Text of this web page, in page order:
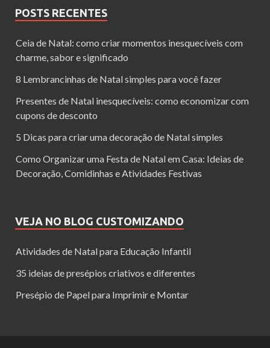
POSTS RECENTES
Ceia de Natal: como criar momentos inesquecíveis com
charme, sabor e significado
8 Lembrancinhas de Natal simples para você fazer
Presentes de Natal inesquecíveis: como economizar com
cupons de desconto
5 Dicas para criar uma decoração de Natal simples
Como Organizar uma Festa de Natal em Casa: Ideias de
Decoração, Comidinhas e Atividades Festivas
VEJA NO BLOG CUSTOMIZANDO
Atividades de Natal para Educação Infantil
35 ideias de presépios criativos e diferentes
Presépio de Papel para Imprimir e Montar